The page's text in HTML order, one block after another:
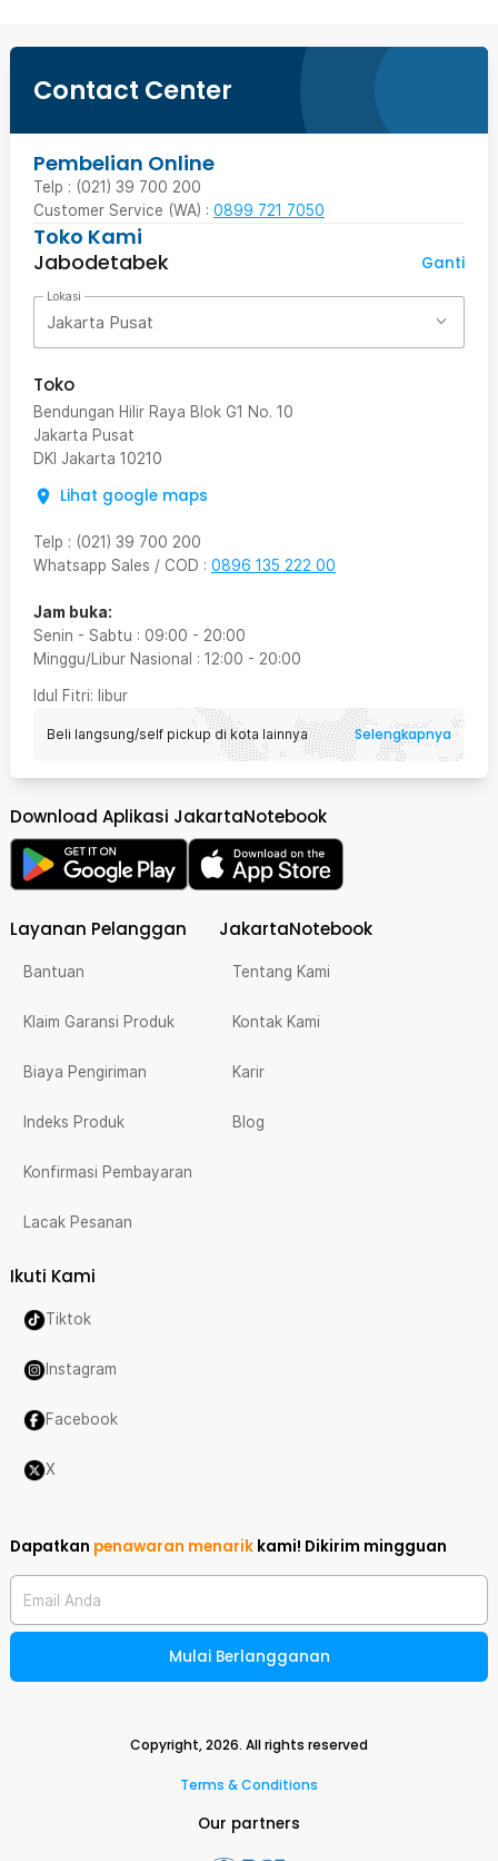
Contact Center
Pembelian Online
Telp : (021) 39 700 200
Customer Service (WA) : 0899 721 7050
Toko Kami
Jabodetabek
Ganti
Lokasi
Jakarta Pusat
Toko
Bendungan Hilir Raya Blok G1 No. 10
Jakarta Pusat
DKI Jakarta 10210
Lihat google maps
Telp : (021) 39 700 200
Whatsapp Sales / COD : 0896 135 222 00
Jam buka:
Senin - Sabtu : 09:00 - 20:00
Minggu/Libur Nasional : 12:00 - 20:00
Idul Fitri: libur
Beli langsung/self pickup di kota lainnya Selengkapnya
Download Aplikasi JakartaNotebook
Layanan Pelanggan
Bantuan
Klaim Garansi Produk
Biaya Pengiriman
Indeks Produk
Konfirmasi Pembayaran
Lacak Pesanan
JakartaNotebook
Tentang Kami
Kontak Kami
Karir
Blog
Ikuti Kami
Tiktok
Instagram
Facebook
X
Dapatkan penawaran menarik kami! Dikirim mingguan
Email Anda
Mulai Berlangganan
Copyright,2026. All rights reserved
Terms & Conditions
Our partners